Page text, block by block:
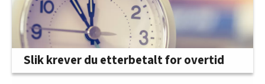
Slik krever du etterbetalt for overtid